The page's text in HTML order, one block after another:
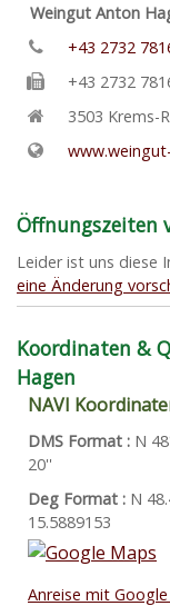
Weingut Anton
+43 2732
+43 2732
3503 Krems-
Öffnungszeiten
Leider ist uns diese
eine Änderung
Koordinaten &
Hagen
NAVI
DMS Format : N
20''
Deg Format : N
15.5889153
Anreise mit